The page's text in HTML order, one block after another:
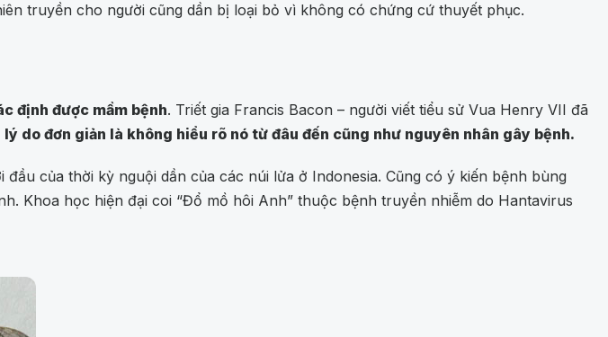
truyền cho người cũng dần bị loại bỏ vì không có chứng cứ thuyết phục.
định được mầm bệnh. Triết gia Francis Bacon – người viết tiểu sử Vua Henry VII đã
lý do đơn giản là không hiểu rõ nó từ đâu đến cũng như nguyên nhân gây bệnh.
đầu của thời kỳ nguội dần của các núi lửa ở Indonesia. Cũng có ý kiến bệnh bùng
Khoa học hiện đại coi “Đổ mồ hôi Anh” thuộc bệnh truyền nhiễm do Hantavirus